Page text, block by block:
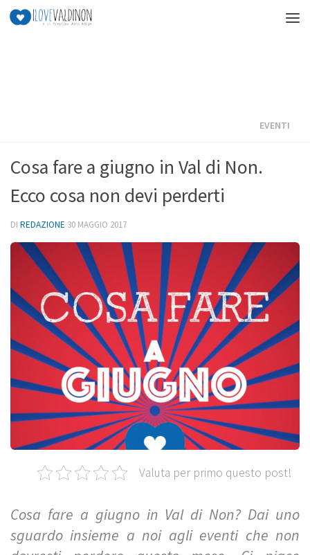
Salta al contenuto
EVENTI
Cosa fare a giugno in Val di Non.
Ecco cosa non devi perderti
DI REDAZIONE 30 MAGGIO 2017
Valuta per primo questo post!
Cosa fare a giugno in Val di Non? Dai uno
sguardo insieme a noi agli eventi che non